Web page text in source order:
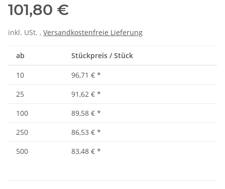
101,80 €
inkl. USt. , Versandkostenfreie Lieferung
ab Stückpreis / Stück
10 96,71 € *
25
91,62 € *
100
89,58 € *
250
86,53 € *
500
83,48 € *